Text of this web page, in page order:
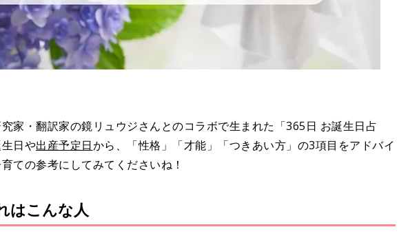
家・翻訳家の鏡リュウジさんとのコラボで生まれた「365日 お誕生日占
日や出産予定日から、「性格」「才能」「つきあい方」の3項目をアドバイ
ての参考にしてみてくださいね！
はこんな人